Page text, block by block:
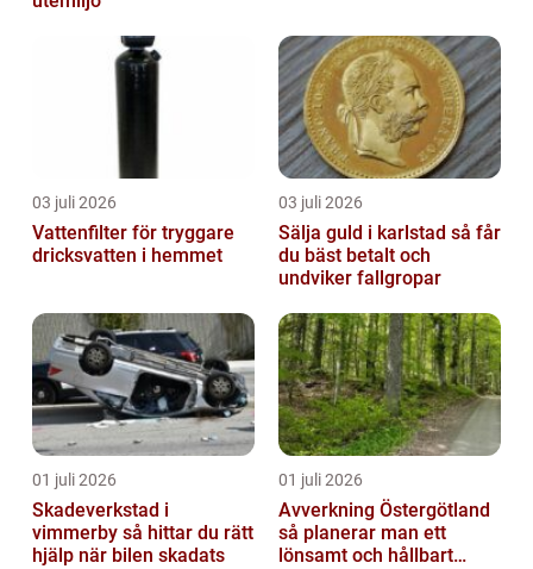
03 juli 2026
Vattenfilter för tryggare
dricksvatten i hemmet
03 juli 2026
Sälja guld i karlstad så får
du bäst betalt och
undviker fallgropar
01 juli 2026
Skadeverkstad i
vimmerby så hittar du rätt
hjälp när bilen skadats
01 juli 2026
Avverkning Östergötland
så planerar man ett
lönsamt och hållbart